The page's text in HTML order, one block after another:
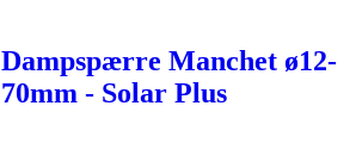
Dampspærre Manchet ø12-
70mm - Solar Plus